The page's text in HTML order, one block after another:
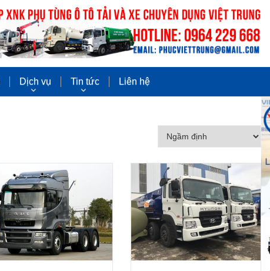
Dịch vụ Tin tức Liên hệ